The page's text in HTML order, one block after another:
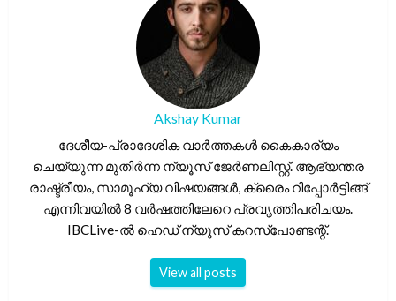
Akshay Kumar
ദേശീയ-പ്രാദേശിക വാർത്തകൾ കൈകാര്യം
ചെയ്യുന്ന മുതിർന്ന ന്യൂസ് ജേർണലിസ്റ്റ്. ആഭ്യന്തര
രാഷ്ട്രീയം, സാമൂഹ്യ വിഷയങ്ങൾ, ക്രൈം റിപ്പോർട്ടിങ്ങ്
എന്നിവയിൽ 8 വർഷത്തിലേറെ പ്രവൃത്തിപരിചയം.
IBCLive-ൽ ഹെഡ് ന്യൂസ് കറസ്പോണ്ടന്റ്.
View all posts